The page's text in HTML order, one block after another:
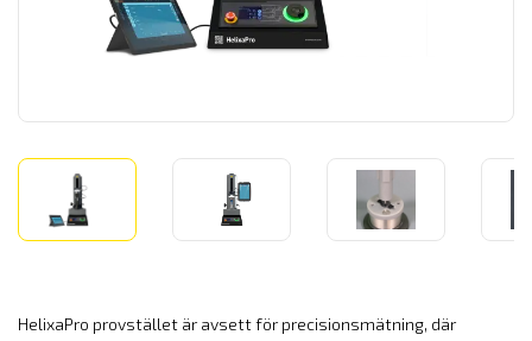
HelixaPro provstället är avsett för precisionsmätning, där